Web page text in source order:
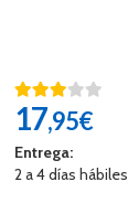
17,95€
Entrega:
2 a 4 días hábiles